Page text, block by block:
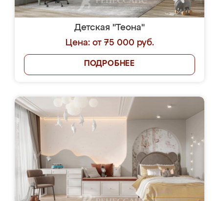
Детская "Теона"
Цена: от 75 000 руб.
ПОДРОБНЕЕ